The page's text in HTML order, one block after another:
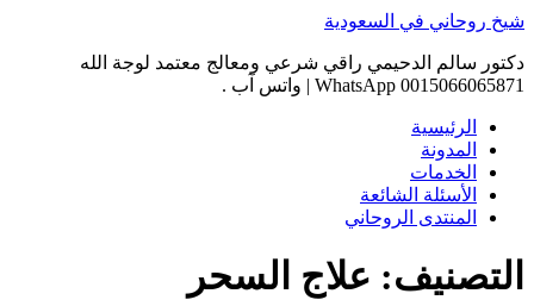
Skip
content
شيخ روحاني في السعودية
دكتور سالم الدحيمي راقي شرعي ومعالج معتمد لوجة الله
0015066065871 WhatsApp | واتس آب .
الرئيسية
المدونة
الخدمات
الأسئلة الشائعة
المنتدى الروحاني
التصنيف: علاج السحر